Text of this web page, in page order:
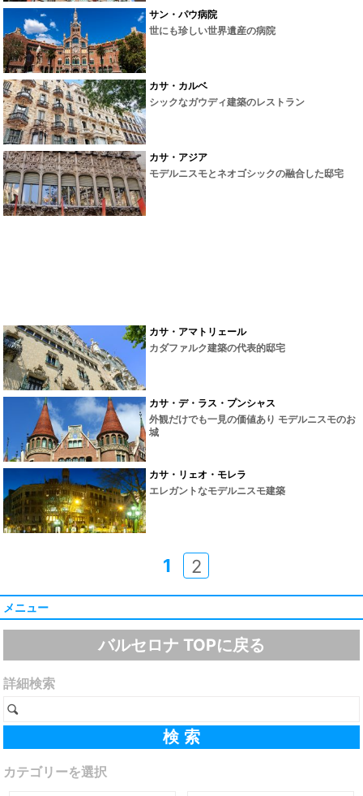
サン・パウ病院
世にも珍しい世界遺産の病院
カサ・カルベ
シックなガウディ建築のレストラン
カサ・アジア
モデルニスモとネオゴシックの融合した邸宅
カサ・アマトリェール
カダファルク建築の代表的邸宅
カサ・デ・ラス・プンシャス
外観だけでも一見の価値あり モデルニスモのお
城
カサ・リェオ・モレラ
エレガントなモデルニスモ建築
1 2
メニュー
バルセロナ TOPに戻る
詳細検索
カテゴリーを選択